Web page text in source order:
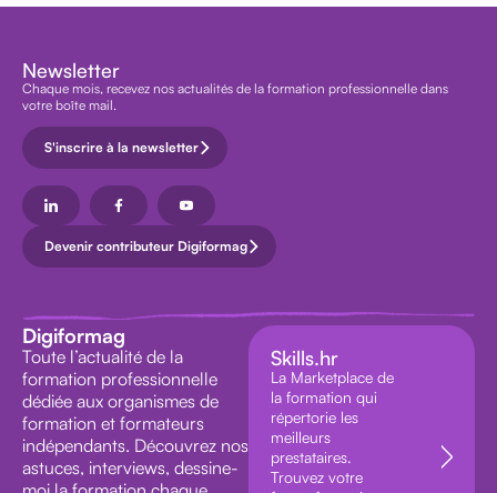
Newsletter
Chaque mois, recevez nos actualités de la formation professionnelle dans
votre boîte mail.
S'inscrire à la newsletter
Devenir contributeur Digiformag
Digiformag
Toute l’actualité de la
formation professionnelle
dédiée aux organismes de
formation et formateurs
indépendants. Découvrez nos
astuces, interviews, dessine-
Skills.hr
La Marketplace de
la formation qui
répertorie les
meilleurs
prestataires.
Trouvez votre